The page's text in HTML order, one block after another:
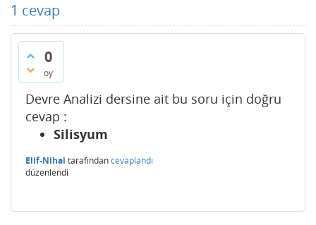
1 cevap
0
oy
Devre Analizi dersine ait bu soru için doğru
cevap :
Silisyum
Elif-Nihal tarafındancevaplandı
düzenlendi